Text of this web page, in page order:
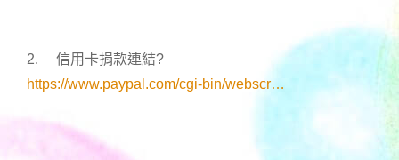
2. 信用卡捐款連結?
https://www.paypal.com/cgi-bin/webscr…